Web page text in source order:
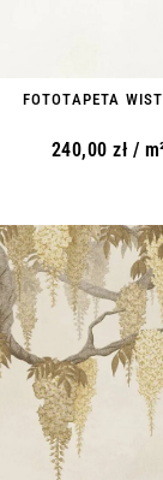
FOTOTAPETA
240,00zł /